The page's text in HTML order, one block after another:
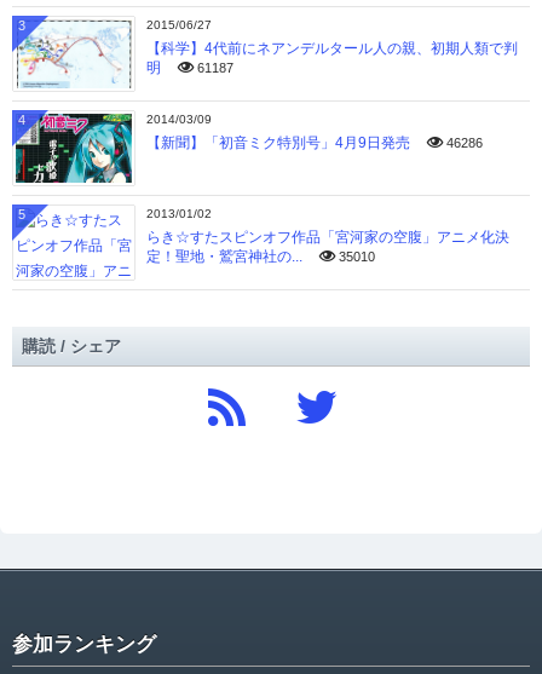
2015/06/27
【科学】4代前にネアンデルタール人の親、初期人類で判
明
61187
3
2014/03/09
【新聞】「初音ミク特別号」4月9日発売 46286
4
2013/01/02
らき☆すたスピンオフ作品「宮河家の空腹」アニメ化決
定！聖地・鷲宮神社の...
35010
5
購読 / シェア
参加ランキング